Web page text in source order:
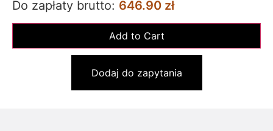
Do zapłaty brutto: 646.90 zł
Dodaj do zapytania